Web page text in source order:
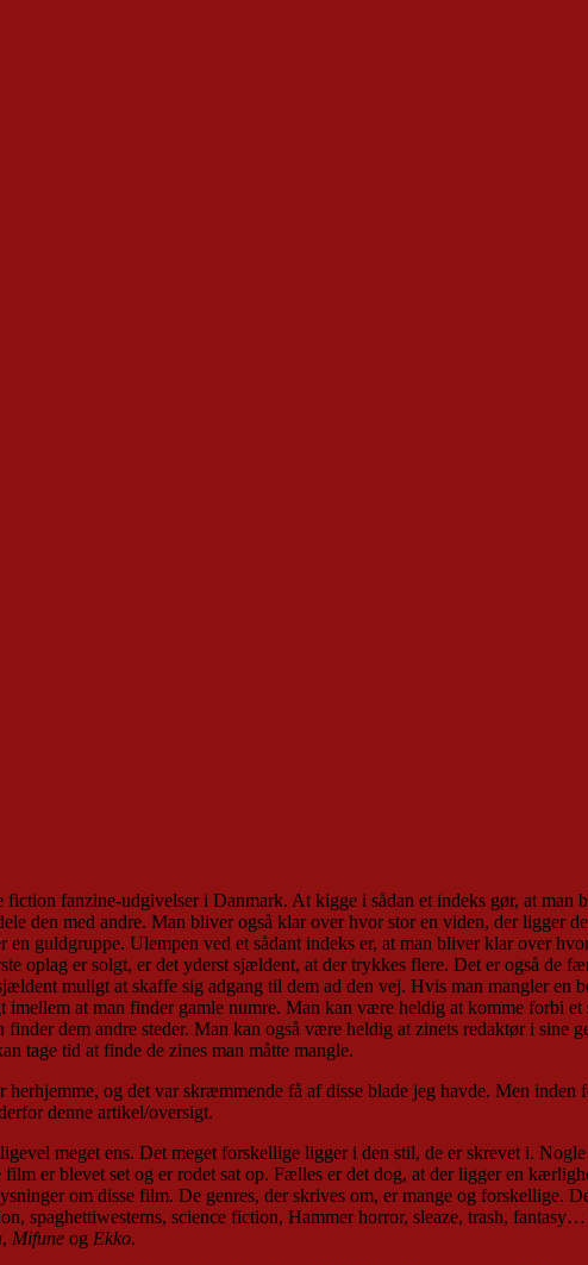
fiction fanzine-udgivelser i Danmark. At kigge i sådan et indeks gør, at
den med andre. Man bliver også klar over hvor stor en viden, der ligger
guldgruppe. Ulempen ved et sådant indeks er, at man bliver klar over
oplag er solgt, er det yderst sjældent, at der trykkes flere. Det er også de
muligt at skaffe sig adgang til dem ad den vej. Hvis man mangler en
at man finder gamle numre. Man kan være heldig at komme forbi
dem andre steder. Man kan også være heldig at zinets redaktør i sine
tage tid at finde de zines man måtte mangle.
og det var skræmmende få af disse blade jeg havde. Men
denne artikel/oversigt.
meget ens. Det meget forskellige ligger i den stil, de er skrevet i.
er blevet set og er rodet sat op. Fælles er det dog, at der ligger en
om disse film. De genres, der skrives om, er mange og forskellige.
spaghettiwesterns, science fiction, Hammer horror, sleaze, trash,
, Mifune og Ekko.